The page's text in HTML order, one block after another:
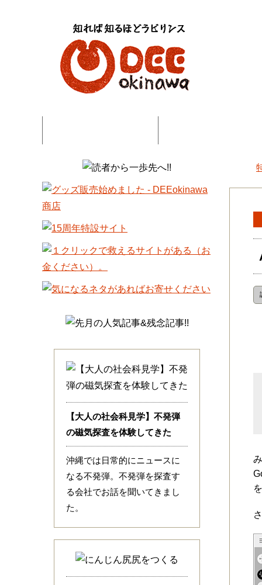
【大人の社会科見学】不発弾
の磁気探査を体験してきた
沖縄では日常的にニュースに
なる不発弾。不発弾を探査す
る会社でお話を聞いてきまし
た。